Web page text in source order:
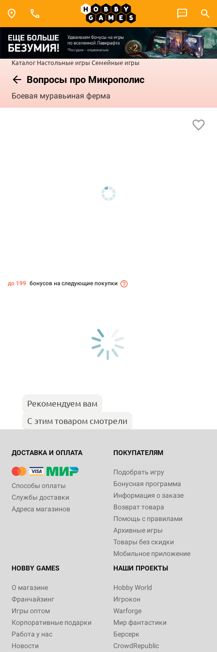
Каталог Настольные игры Семейные игры
Вопросы про Микрополис
Боевая муравьиная ферма
до 199 бонусов на следующие покупки
Рекомендуем вам
С этим товаром смотрели
ДОСТАВКА И ОПЛАТА
Способы оплаты
Службы доставки
Адреса магазинов
ПОКУПАТЕЛЯМ
Подобрать игру
Бонусная программа
Информация о заказе
Возврат товара
Помощь с правилами
Архивные игры
Товары без скидки
Мобильное приложение
HOBBY GAMES
О магазине
Франчайзинг
Игры оптом
Корпоративные подарки
Работа у нас
Новости
НАШИ ПРОЕКТЫ
Hobby World
Игрокон
Warforge
Мир фантастики
Берсерк
CrowdRepublic